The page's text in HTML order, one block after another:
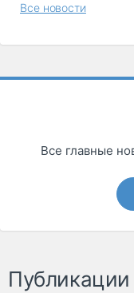
Все новости
Все главные